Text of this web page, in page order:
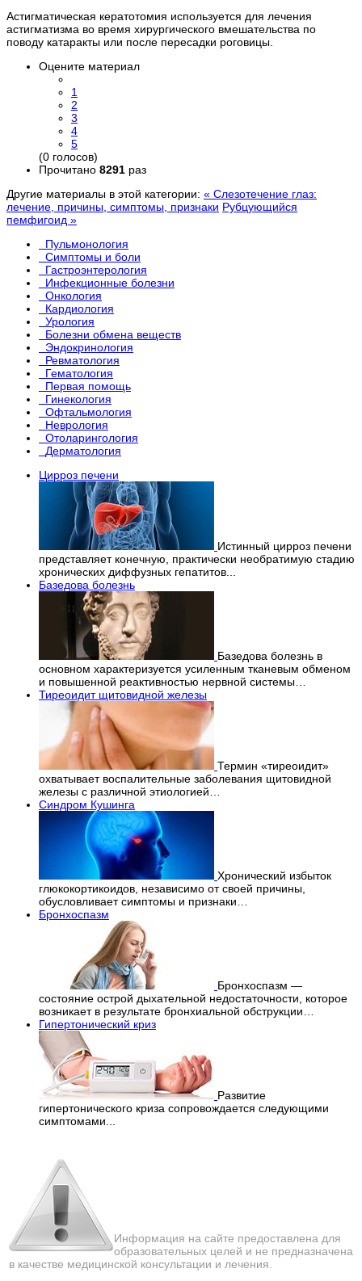
Астигматическая кератотомия используется для лечения
астигматизма во время хирургического вмешательства по
поводу катаракты или после пересадки роговицы.
Оцените материал
1
2
3
4
5
(0 голосов)
Прочитано 8291 раз
Другие материалы в этой категории: « Слезотечение глаз:
лечение, причины, симптомы, признаки Рубцующийся
пемфигоид »
Пульмонология
Симптомы и боли
Гастроэнтерология
Инфекционные болезни
Онкология
Кардиология
Урология
Болезни обмена веществ
Эндокринология
Ревматология
Гематология
Первая помощь
Гинекология
Офтальмология
Неврология
Отоларингология
Дерматология
Цирроз печени
Истинный цирроз печени
представляет конечную, практически необратимую стадию
хронических диффузных гепатитов...
Базедова болезнь
Базедова болезнь в
основном характеризуется усиленным тканевым обменом
и повышенной реактивностью нервной системы…
Тиреоидит щитовидной железы
Термин «тиреоидит»
охватывает воспалительные заболевания щитовидной
железы с различной этиологией…
Синдром Кушинга
Хронический избыток
глюкокортикоидов, независимо от своей причины,
обусловливает симптомы и признаки…
Бронхоспазм
Бронхоспазм —
состояние острой дыхательной недостаточности, которое
возникает в результате бронхиальной обструкции…
Гипертонический криз
Развитие
гипертонического криза сопровождается следующими
симптомами...
Информация на сайте предоставлена для
образовательных целей и не предназначена
в качестве медицинской консультации и лечения.